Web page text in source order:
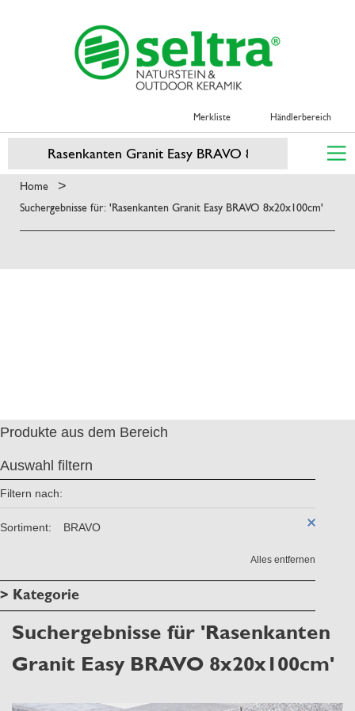
Merkliste Händlerbereich
Home >
Suchergebnisse für: 'Rasenkanten Granit Easy BRAVO 8x20x100cm'
Produkte aus dem Bereich
Auswahl filtern
Filtern nach:
Sortiment: BRAVO
Alles entfernen
> Kategorie
Suchergebnisse für 'Rasenkanten
Granit Easy BRAVO 8x20x100cm'